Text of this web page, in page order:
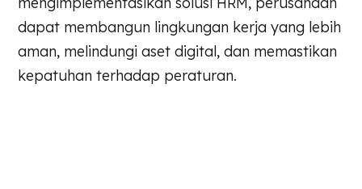
dapat membangun lingkungan kerja yang lebih
aman, melindungi aset digital, dan memastikan
kepatuhan terhadap peraturan.